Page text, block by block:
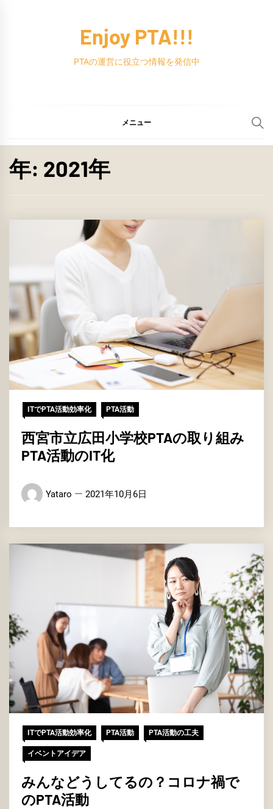
プ
Enjoy PTA!!!
PTAの運営に役立つ情報を発信中
メニュー
年: 2021年
ITでPTA活動効率化 PTA活動
西宮市立広田小学校PTAの取り組み
PTA活動のIT化
Yataro 2021年10月6日
ITでPTA活動効率化 PTA活動 PTA活動の工夫
イベントアイデア
みんなどうしてるの？コロナ禍で
のPTA活動